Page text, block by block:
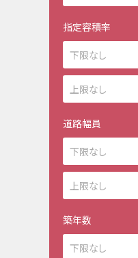
指定容積率
道路幅員
築年数